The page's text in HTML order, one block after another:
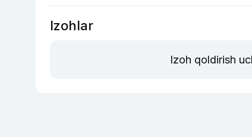
Izohlar
Izoh qoldirish